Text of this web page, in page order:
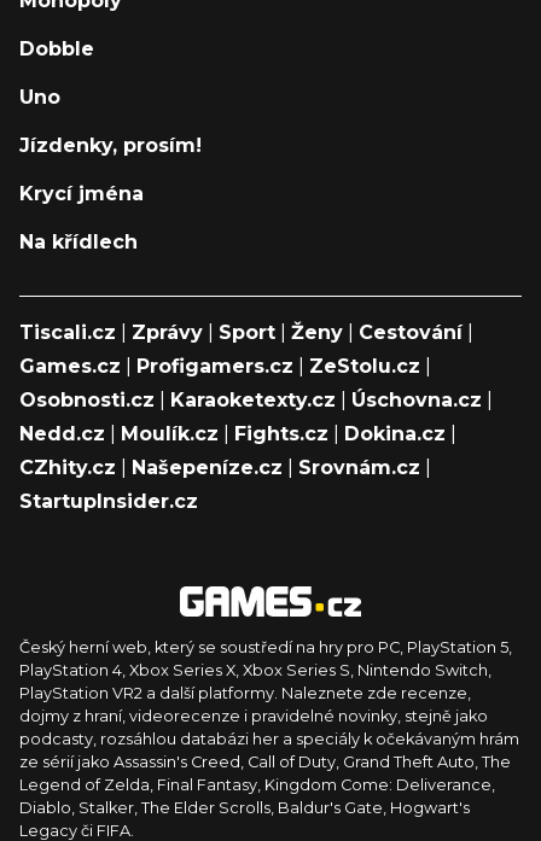
Dobble
Uno
Jízdenky, prosím!
Krycí jména
Na křídlech
Tiscali.cz Zprávy Sport Ženy Cestování|
Games.cz
Profigamers.cz ZeStolu.cz
Osobnosti.cz
Karaoketexty.cz Úschovna.cz
Nedd.cz
Moulík.cz Fights.cz Dokina.cz
CZhity.cz
Našepeníze.cz Srovnám.cz
StartupInsider.cz
Český herní web, který se soustředí na hry pro PC, PlayStation 5,
PlayStation 4, Xbox Series X, Xbox Series S, Nintendo Switch,
PlayStation VR2 a další platformy. Naleznete zde recenze,
dojmy z hraní, videorecenze i pravidelné novinky, stejně jako
podcasty, rozsáhlou databázi her a speciály k očekávaným hrám
ze sérií jako Assassin's Creed, Call of Duty, Grand Theft Auto, The
Legend of Zelda, Final Fantasy, Kingdom Come: Deliverance,
Diablo, Stalker, The Elder Scrolls, Baldur's Gate, Hogwart's
Legacy či FIFA.